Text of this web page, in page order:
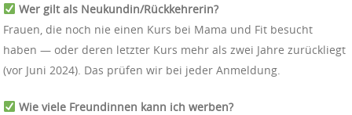
Wer gilt als Neukundin/Rückkehrerin?
Frauen, die noch nie einen Kurs bei Mama und Fit besucht
haben — oder deren letzter Kurs mehr als zwei Jahre zurückliegt
(vor Juni 2024). Das prüfen wir bei jeder Anmeldung.
Wie viele Freundinnen kann ich werben?